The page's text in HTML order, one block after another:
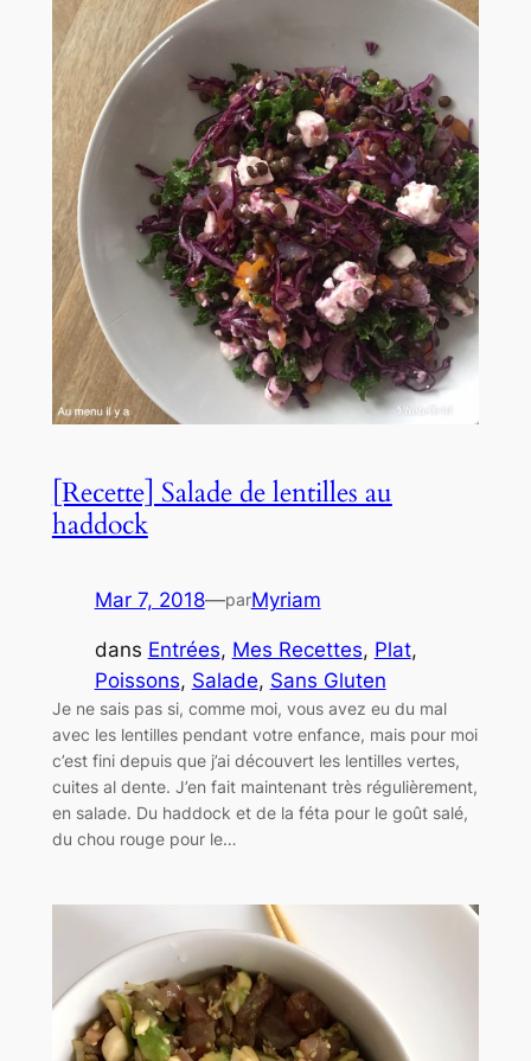
[Recette] Salade de lentilles au
haddock
Mar 7, 2018—parMyriam
dans Entrées, Mes Recettes, Plat
Poissons, Salade, Sans Gluten
Je ne sais pas si, comme moi, vous avez eu du mal
avec les lentilles pendant votre enfance, mais pour moi
c’est fini depuis que j’ai découvert les lentilles vertes,
cuites al dente. J’en fait maintenant très régulièrement,
en salade. Du haddock et de la féta pour le goût salé,
du chou rouge pour le…